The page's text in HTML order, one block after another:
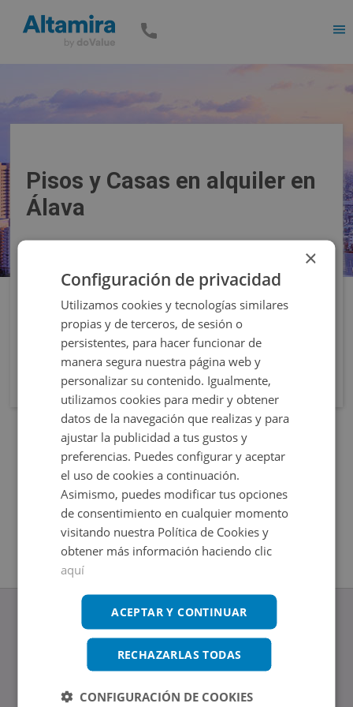
Pisos y Casas en alquiler en
Álava
Filtros
www.altamirainmuebles.com
Edificio Skylight
Avenida de Manoteras 14-16, 28050, Madrid
×
Configuración de privacidad
Utilizamos cookies y tecnologías similares
propias y de terceros, de sesión o
persistentes, para hacer funcionar de
manera segura nuestra página web y
personalizar su contenido. Igualmente,
utilizamos cookies para medir y obtener
datos de la navegación que realizas y para
ajustar la publicidad a tus gustos y
preferencias. Puedes configurar y aceptar
el uso de cookies a continuación.
Asimismo, puedes modificar tus opciones
de consentimiento en cualquier momento
visitando nuestra Política de Cookies y
obtener más información haciendo clic
aquí
ACEPTAR Y CONTINUAR
RECHAZARLAS TODAS
CONFIGURACIÓN DE COOKIES